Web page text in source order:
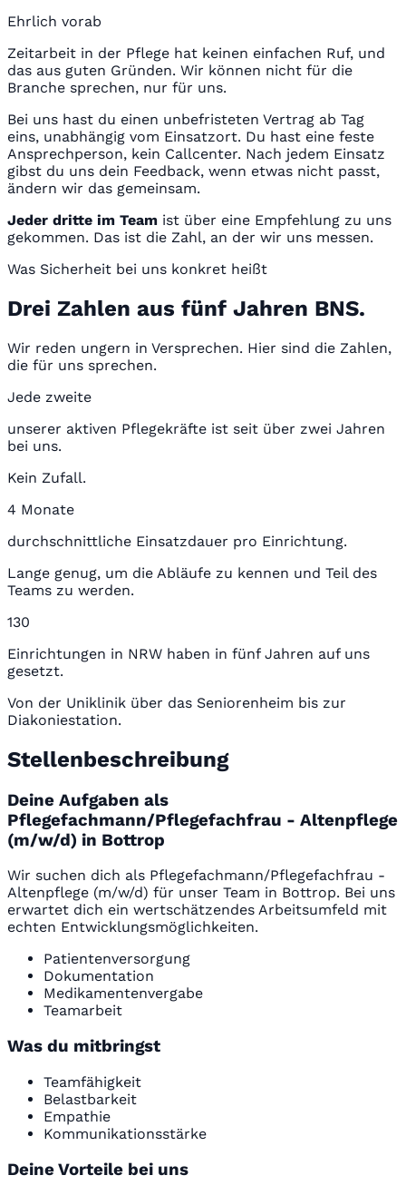
Ehrlich vorab
Zeitarbeit in der Pflege hat keinen einfachen Ruf, und
das aus guten Gründen. Wir können nicht für die
Branche sprechen, nur für uns.
Bei uns hast du einen unbefristeten Vertrag ab Tag
eins, unabhängig vom Einsatzort. Du hast eine feste
Ansprechperson, kein Callcenter. Nach jedem Einsatz
gibst du uns dein Feedback, wenn etwas nicht passt,
ändern wir das gemeinsam.
Jeder dritte im Team ist über eine Empfehlung zu uns
gekommen. Das ist die Zahl, an der wir uns messen.
Was Sicherheit bei uns konkret heißt
Drei Zahlen aus fünf Jahren BNS.
Wir reden ungern in Versprechen. Hier sind die Zahlen,
die für uns sprechen.
Jede zweite
unserer aktiven Pflegekräfte ist seit über zwei Jahren
bei uns.
Kein Zufall.
4 Monate
durchschnittliche Einsatzdauer pro Einrichtung.
Lange genug, um die Abläufe zu kennen und Teil des
Teams zu werden.
130
Einrichtungen in NRW haben in fünf Jahren auf uns
gesetzt.
Von der Uniklinik über das Seniorenheim bis zur
Diakoniestation.
Stellenbeschreibung
Deine Aufgaben als
Pflegefachmann/Pflegefachfrau - Altenpflege
(m/w/d) in Bottrop
Wir suchen dich als Pflegefachmann/Pflegefachfrau -
Altenpflege (m/w/d) für unser Team in Bottrop. Bei uns
erwartet dich ein wertschätzendes Arbeitsumfeld mit
echten Entwicklungsmöglichkeiten.
Patientenversorgung
Dokumentation
Medikamentenvergabe
Teamarbeit
Was du mitbringst
Teamfähigkeit
Belastbarkeit
Empathie
Kommunikationsstärke
Deine Vorteile bei uns